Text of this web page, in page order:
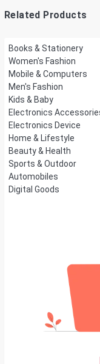
Related Products
Books & Stationery
Women's Fashion
Mobile & Computers
Men's Fashion
Kids & Baby
Electronics
Electronics Device
Home & Lifestyle
Beauty & Health
Sports & Outdoor
Automobiles
Digital Goods